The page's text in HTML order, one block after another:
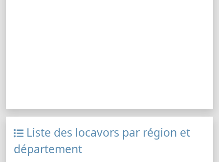
Liste des locavors par région et
département